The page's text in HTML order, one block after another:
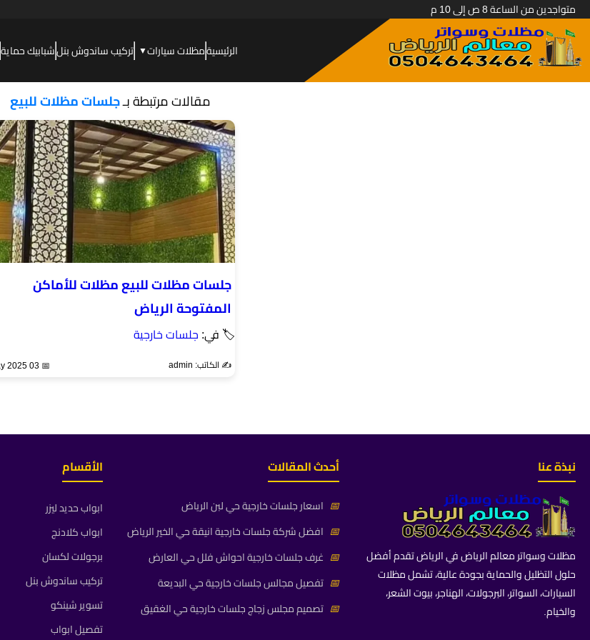
متواجدين من الساعة 8 ص إلى 10 م
الرئيسيةمظلات سيارات▼ تركيب ساندوش بنلشبابيك حماية
مقالات مرتبطة بـجلسات مظلات للبيع
جلسات مظلات للبيع مظلات للأماكن
المفتوحة الرياض
🏷 في: جلسات خارجية
✍️ الكاتب: admin 📅 03 May 2025
نبذة عنا
مظلات وسواتر معالم الرياض في الرياض تقدم أفضل
حلول التظليل والحماية بجودة عالية، تشمل مظلات
السيارات، السواتر، البرجولات، الهناجر، بيوت الشعر،
والخيام.
أحدث المقالات
📅 اسعار جلسات خارجية حي لبن الرياض
📅 افضل شركة جلسات خارجية انيقة حي الخير الرياض
📅 غرف جلسات خارجية احواش فلل حي العارض
📅 تفصيل مجالس جلسات خارجية حي البديعة
📅 تصميم مجلس زجاج جلسات خارجية حي الغقيق
الأقسام
ابواب حديد ليزر
ابواب كلادنج
برجولات لكسان
تركيب ساندوش بنل
تسوير شينكو
تفصيل ابواب